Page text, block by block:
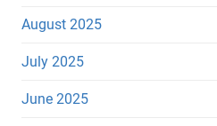
August 2025
July 2025
June 2025